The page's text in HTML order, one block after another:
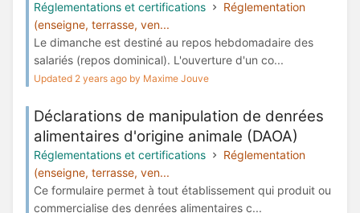
Réglementations et certifications
Réglementation
(enseigne, terrasse, ven...
Le dimanche est destiné au repos hebdomadaire des
salariés (repos dominical). L'ouverture d'un co...
Updated 2 years ago by Maxime Jouve
Déclarations de manipulation de denrées
alimentaires d'origine animale (DAOA)
Réglementations et certifications
Réglementation
(enseigne, terrasse, ven...
Ce formulaire permet à tout établissement qui produit ou
commercialise des denrées alimentaires c...